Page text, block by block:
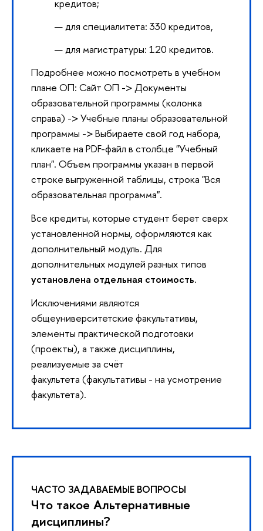
кредитов;
для специалитета: 330 кредитов,
для магистратуры: 120 кредитов.
Подробнее можно посмотреть в учебном
плане ОП: Сайт ОП -> Документы
образовательной программы (колонка
справа) -> Учебные планы образовательной
программы -> Выбираете свой год набора,
кликаете на PDF-файл в столбце "Учебный
план". Объем программы указан в первой
строке выгруженной таблицы, строка "Вся
образовательная программа".
Все кредиты, которые студент берет сверх
установленной нормы, оформляются как
дополнительный модуль. Для
дополнительных модулей разных типов
установлена отдельная стоимость.
Исключениями являются
общеуниверситетские факультативы,
элементы практической подготовки
(проекты), а также дисциплины,
реализуемые за счёт
факультета (факультативы - на усмотрение
факультета).
ЧАСТО ЗАДАВАЕМЫЕ ВОПРОСЫ
Что такое Альтернативные
дисциплины?